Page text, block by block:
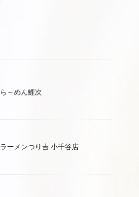
ら～めん鯉次
ラーメンつり吉 小千谷店